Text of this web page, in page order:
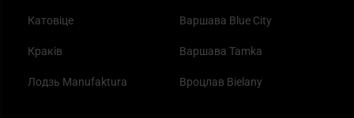
Катовіце
Краків
Лодзь Manufaktura
Варшава Blue City
Варшава Tamka
Вроцлав Bielany